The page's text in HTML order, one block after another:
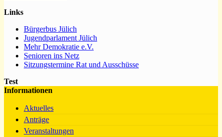
Links
Bürgerbus Jülich
Jugendparlament Jülich
Mehr Demokratie e.V.
Senioren ins Netz
Sitzungstermine Rat und Ausschüsse
Test
Informationen
Aktuelles
Anträge
Veranstaltungen